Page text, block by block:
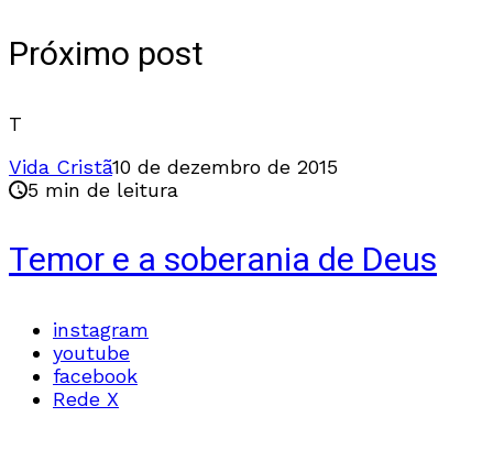
Próximo post
T
Vida Cristã10 de dezembro de 2015
5 min de leitura
Temor e a soberania de Deus
instagram
youtube
facebook
Rede X